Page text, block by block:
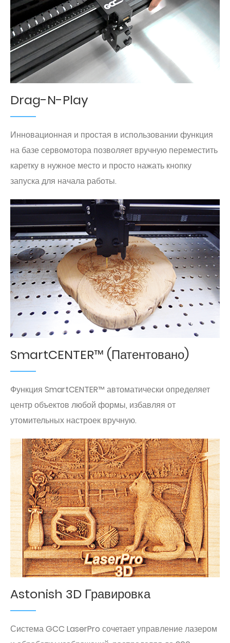
Drag-N-Play
Инновационная и простая в использовании функция
на базе сервомотора позволяет вручную переместить
каретку в нужное место и просто нажать кнопку
запуска для начала работы.
SmartCENTER™ (Патентовано)
Функция SmartCENTER™ автоматически определяет
центр объектов любой формы, избавляя от
утомительных настроек вручную.
Astonish 3D Гравировка
Система GCC LaserPro сочетает управление лазером